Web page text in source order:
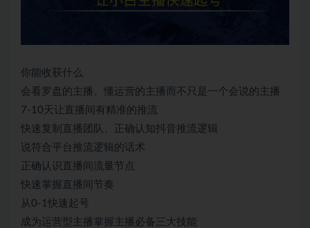
你能收获什么
会看罗盘的主播、懂运营的主播而不只是一个会说的主播
7-10天让直播间有精准的推流
快速复制直播团队、正确认知抖音推流逻辑
说符合平台推流逻辑的话术
正确认识直播间流量节点
快速掌握直播间节奏
从0-1快速起号
成为运营型主播掌握主播必备三大技能